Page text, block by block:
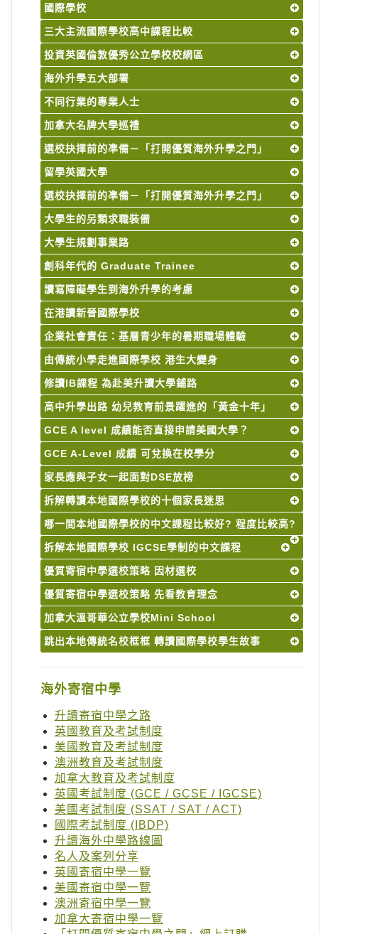
國際學校
三大主流國際學校高中課程比較
投資英國倫敦優秀公立學校校網區
海外升學五大部署
不同行業的專業人士
加拿大名牌大學巡禮
選校抉擇前的凖備－「打開優質海外升學之門」
留學英國大學
選校抉擇前的凖備－「打開優質海外升學之門」
大學生的另類求職裝備
大學生規劃事業路
創科年代的 Graduate Trainee
讀寫障礙學生到海外升學的考慮
在港讀新晉國際學校
企業社會責任：基層青少年的暑期職場體驗
由傳統小學走進國際學校 港生大變身
修讀IB課程 為赴美升讀大學鋪路
高中升學出路 幼兒教育前景躍進的「黃金十年」
GCE A level 成績能否直接申請美國大學？
GCE A-Level 成績 可兌換在校學分
家長應與子女一起面對DSE放榜
拆解轉讀本地國際學校的十個家長迷思
哪一間本地國際學校的中文課程比較好? 程度比較高?
拆解本地國際學校 IGCSE學制的中文課程
優質寄宿中學選校策略 因材選校
優質寄宿中學選校策略 先看教育理念
加拿大溫哥華公立學校Mini School
跳出本地傳統名校框框 轉讀國際學校學生故事
海外寄宿中學
升讀寄宿中學之路
英國教育及考試制度
美國教育及考試制度
澳洲教育及考試制度
加拿大教育及考試制度
英國考試制度 (GCE / GCSE / IGCSE)
美國考試制度 (SSAT / SAT / ACT)
國際考試制度 (IBDP)
升讀海外中學路線圖
名人及案列分享
英國寄宿中學一覽
美國寄宿中學一覽
澳洲寄宿中學一覽
加拿大寄宿中學一覽